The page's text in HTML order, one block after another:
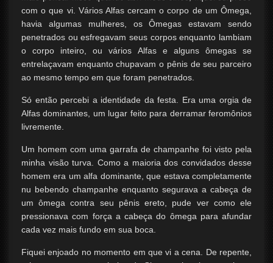
com o que vi. Vários Alfas cercam o corpo de um Ômega,
havia algumas mulheres, os Ômegas estavam sendo
penetrados ou esfregavam seus corpos enquanto lambiam
o corpo inteiro, ou vários Alfas e alguns ômegas se
entrelaçavam enquanto chupavam o pênis de seu parceiro
ao mesmo tempo em que foram penetrados.
Só então percebi a identidade da festa. Era uma orgia de
Alfas dominantes, um lugar feito para derramar feromônios
livremente.
Um homem com uma garrafa de champanhe foi visto pela
minha visão turva. Como a maioria dos convidados desse
homem era um alfa dominante, que estava completamente
nu bebendo champanhe enquanto segurava a cabeça de
um ômega contra seu pênis ereto, pude ver como ele
pressionava com força a cabeça do ômega para afundar
cada vez mais fundo em sua boca.
Fiquei enjoado no momento em que vi a cena. De repente,